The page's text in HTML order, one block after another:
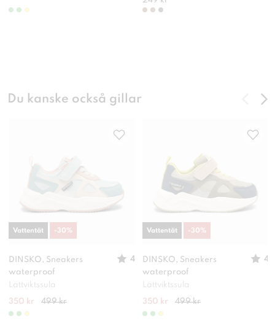
Du kanske också gillar
DINSKO, Sneakers
waterproof
4
Lättviktssula
350 kr 499 kr
Vattentät -30%
DINSKO, Sneakers
waterproof
4
Lättviktssula
350 kr 499 kr
Vattentät -30%